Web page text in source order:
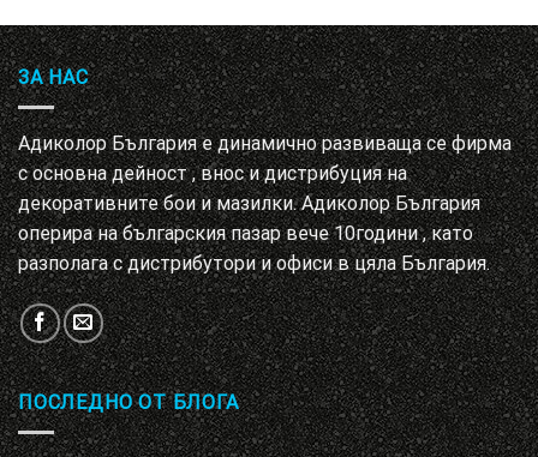
ЗА НАС
Адиколор България е динамично развиваща се фирма
с основна дейност , внос и дистрибуция на
декоративните бои и мазилки. Адиколор България
оперира на българския пазар вече 10години , като
разполага с дистрибутори и офиси в цяла България.
ПОСЛЕДНО ОТ БЛОГА